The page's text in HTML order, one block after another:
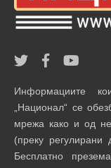
Информациите
„Национал“ се
мрежа како и од
(преку регулирани
Бесплатно